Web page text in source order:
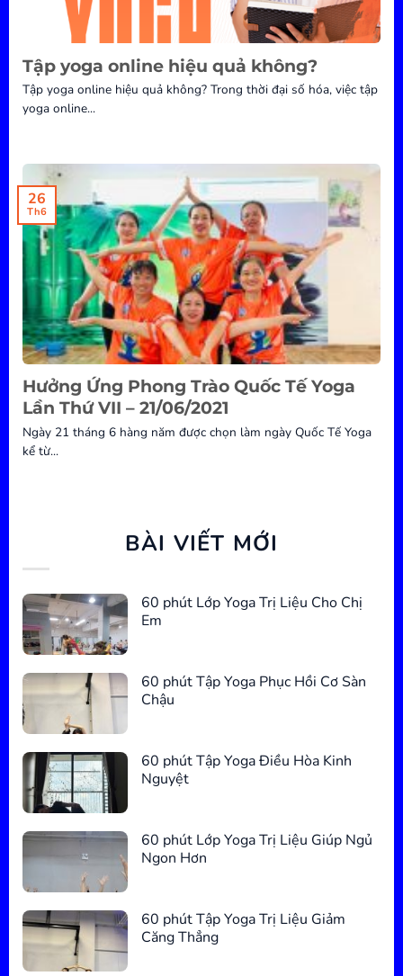
Tập yoga online hiệu quả không?
Tập yoga online hiệu quả không? Trong thời đại số hóa, việc tập
yoga online...
Hưởng Ứng Phong Trào Quốc Tế Yoga
Lần Thứ VII – 21/06/2021
Ngày 21 tháng 6 hàng năm được chọn làm ngày Quốc Tế Yoga
kể từ...
26
Th6
BÀI VIẾT MỚI
60 phút Lớp Yoga Trị Liệu Cho Chị
Em
60 phút Tập Yoga Phục Hồi Cơ Sàn
Chậu
60 phút Tập Yoga Điều Hòa Kinh
Nguyệt
60 phút Lớp Yoga Trị Liệu Giúp Ngủ
Ngon Hơn
60 phút Tập Yoga Trị Liệu Giảm
Căng Thẳng